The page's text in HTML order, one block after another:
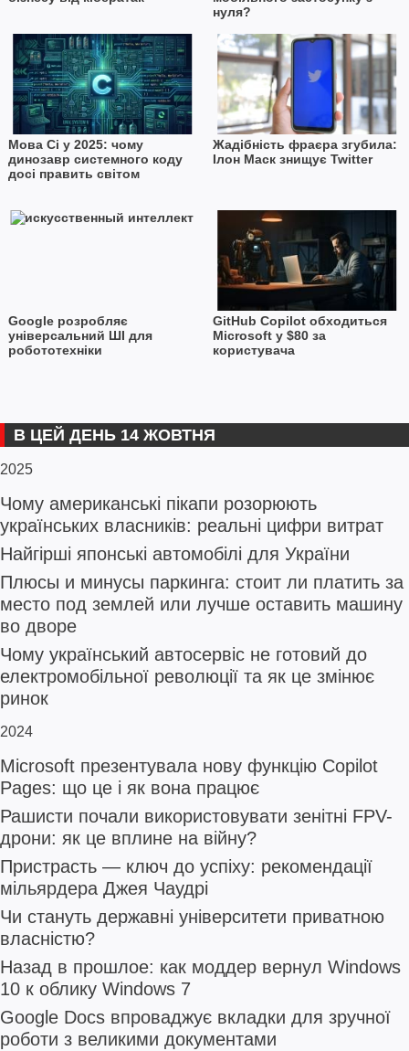
нуля?
Мова Сі у 2025: чому
динозавр системного коду
досі править світом
Жадібність фраєра згубила:
Ілон Маск знищує Twitter
Google розробляє
універсальний ШІ для
робототехніки
GitHub Copilot обходиться
Microsoft у $80 за
користувача
В ЦЕЙ ДЕНЬ 14 ЖОВТНЯ
2025
Чому американські пікапи розорюють
українських власників: реальні цифри витрат
Найгірші японські автомобілі для України
Плюсы и минусы паркинга: стоит ли платить за
место под землей или лучше оставить машину
во дворе
Чому український автосервіс не готовий до
електромобільної революції та як це змінює
ринок
2024
Microsoft презентувала нову функцію Copilot
Pages: що це і як вона працює
Рашисти почали використовувати зенітні FPV-
дрони: як це вплине на війну?
Пристрасть — ключ до успіху: рекомендації
мільярдера Джея Чаудрі
Чи стануть державні університети приватною
власністю?
Назад в прошлое: как моддер вернул Windows
10 к облику Windows 7
Google Docs впроваджує вкладки для зручної
роботи з великими документами